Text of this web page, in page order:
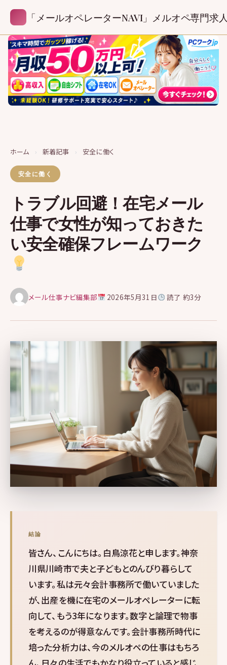
「メールオペレーターNAVI」メルオペ専門求
ホーム › 新着記事 › 安全に働く
安全に働く
トラブル回避！在宅メール
仕事で女性が知っておきた
い安全確保フレームワーク
メール仕事ナビ編集部 2026年5月31日 読了 約3分
結論
皆さん、こんにちは。白鳥涼花と申します。神奈
川県川崎市で夫と子どもとのんびり暮らして
います。私は元々会計事務所で働いていました
が、出産を機に在宅のメールオペレーターに転
向して、もう3年になります。数字と論理で物事
を考えるのが得意なんです。会計事務所時代に
培った分析力は、今のメルオペの仕事はもちろ